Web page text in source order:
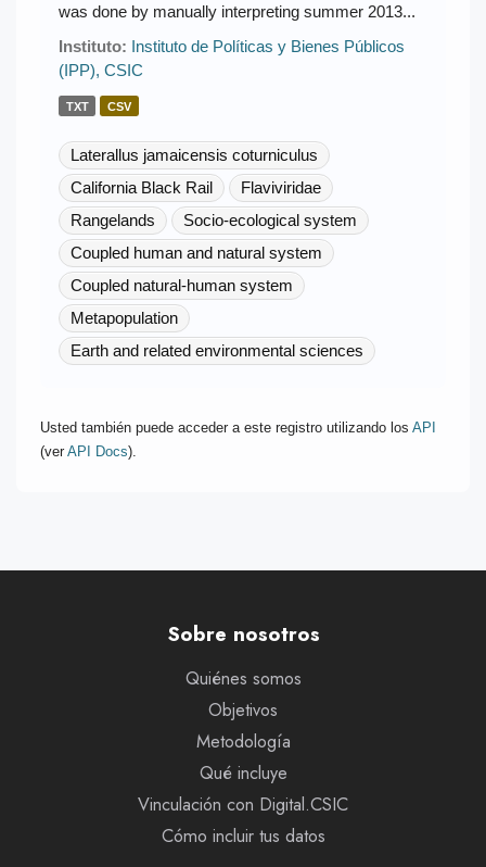
was done by manually interpreting summer 2013...
Instituto: Instituto de Políticas y Bienes Públicos
(IPP), CSIC
TXT CSV
Laterallus jamaicensis coturniculus
California Black Rail
Flaviviridae
Rangelands
Socio-ecological system
Coupled human and natural system
Coupled natural-human system
Metapopulation
Earth and related environmental sciences
Usted también puede acceder a este registro utilizando los API
(ver API Docs).
Sobre nosotros
Quiénes somos
Objetivos
Metodología
Qué incluye
Vinculación con Digital.CSIC
Cómo incluir tus datos